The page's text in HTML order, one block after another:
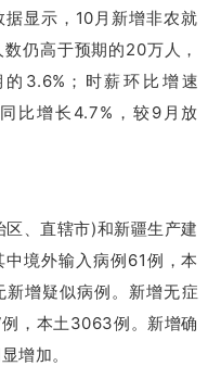
显示，10月新增非农就
仍高于预期的20万人，
3.6%；时薪环比增速
比增长4.7%，较9月放
、直辖市)和新疆生产建
境外输入病例61例，本
增疑似病例。新增无症
，本土3063例。新增确
增加。